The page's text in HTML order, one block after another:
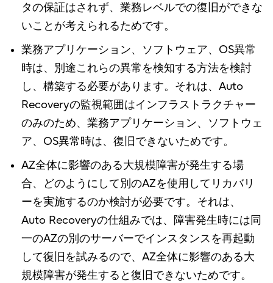
タの保証はされず、業務レベルでの復旧ができな
いことが考えられるためです。
業務アプリケーション、ソフトウェア、OS異常
時は、別途これらの異常を検知する方法を検討
し、構築する必要があります。それは、Auto
Recoveryの監視範囲はインフラストラクチャー
のみのため、業務アプリケーション、ソフトウェ
ア、OS異常時は、復旧できないためです。
AZ全体に影響のある大規模障害が発生する場
合、どのようにして別のAZを使用してリカバリ
ーを実施するのか検討が必要です。それは、
Auto Recoveryの仕組みでは、障害発生時には同
一のAZの別のサーバーでインスタンスを再起動
して復旧を試みるので、AZ全体に影響のある大
規模障害が発生すると復旧できないためです。